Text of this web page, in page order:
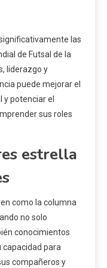
las
de Futsal de la
liderazgo y
puede mejorar el
potenciar el
sus roles
estrella
como la columna
no solo
conocimientos
capacidad para
compañeros y